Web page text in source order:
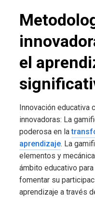
el
Innovación educativa
innovadoras: La
poderosa en la
aprendizaje. La
elementos y
ámbito educativo
fomentar su
aprendizaje a través